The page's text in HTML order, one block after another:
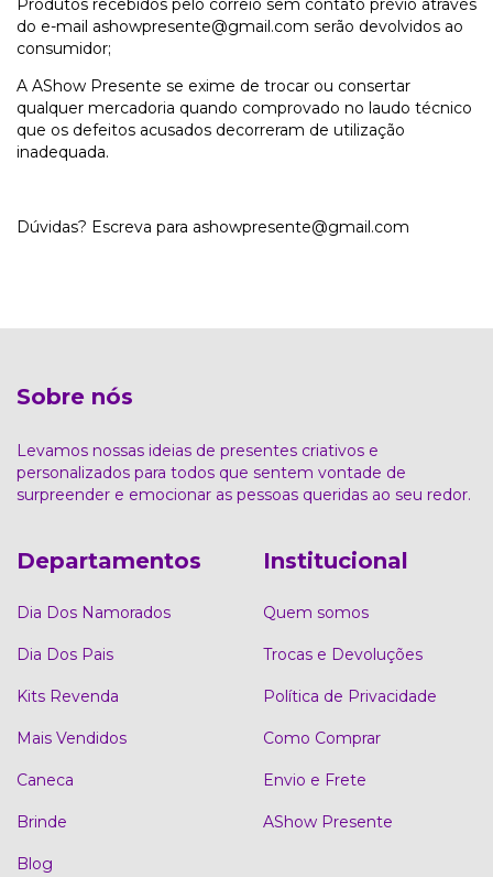
Produtos recebidos pelo correio sem contato prévio através
do e-mail ashowpresente@gmail.com serão devolvidos ao
consumidor;
A AShow Presente se exime de trocar ou consertar
qualquer mercadoria quando comprovado no laudo técnico
que os defeitos acusados decorreram de utilização
inadequada.
Dúvidas? Escreva para ashowpresente@gmail.com
Sobre nós
Levamos nossas ideias de presentes criativos e
personalizados para todos que sentem vontade de
surpreender e emocionar as pessoas queridas ao seu redor.
Departamentos
Dia Dos Namorados
Dia Dos Pais
Kits Revenda
Mais Vendidos
Caneca
Brinde
Blog
Institucional
Quem somos
Trocas e Devoluções
Política de Privacidade
Como Comprar
Envio e Frete
AShow Presente